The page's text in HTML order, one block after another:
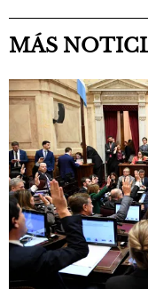
MÁS